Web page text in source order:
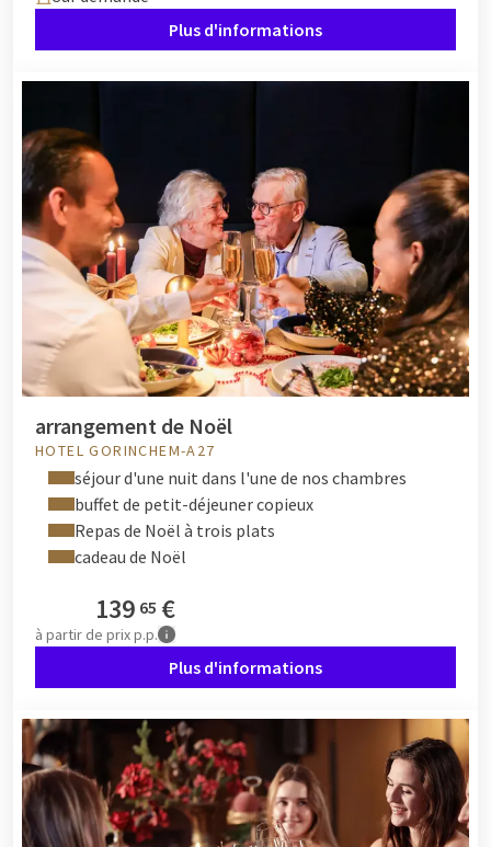
divers buffets. Profitez de délicieux hors-d'œuvres froids et
salades jusqu'aux plats chauds avec de la viande, du poisson et
fontaine de chocolat avec des fruits frais.
Préférez-vous
dîner à la carte
pour Noël ? Chaque hôtel
dispose à Noël d'une carte spéciale qui varie entre 3 et 6 plats.
Laissez-vous choyer par les chefs et profitez d'un Noël sans
souci.
Brunch de Noël chez Van der Valk
Ensemble avec la famille pour Noël ? Venez bruncher chez Van
der Valk. Avec une grande variété de plats délicieux, il y en a
pour tous les goûts. Par exemple, lors du
Van der Valk
, profitez notamment d'un buffet chaud et froid,
de divers plats de viande, de poisson et végétariens, de pains
de qualité, d'un large buffet de salades et d'un buffet de
desserts festifs. Il y a également un buffet pour enfants pour
Noël avec les enfants
forfait Noël, vous vivez un Noël convivial pour toutes les
catégories d'âge. Les enfants peuvent participer à des
activités spéciales prévues pendant le brunch de Noël et le
dîner. Ainsi, ils n'ont pas à rester assis longtemps pendant le
repas et peuvent jouer avec des camarades de leur âge, entre
Plus d'informations
arrangement de Noël
HOTEL GORINCHEM-A27
séjour d'une nuit dans l'une de nos chambres
buffet de petit-déjeuner copieux
Repas de Noël à trois plats
cadeau de Noël
139 65 €
à partir de prix p.p.
Plus d'informations